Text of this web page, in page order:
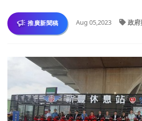
推廣新聞稿 Aug 05,2023 政